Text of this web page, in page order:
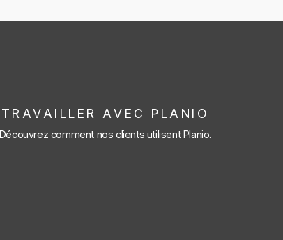
TRAVAILLER AVEC PLANIO
Découvrez comment nos clients utilisent Planio.